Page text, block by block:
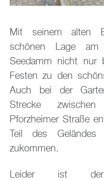
Mit seinem alten
schönen Lage am
Seedamm nicht nur
Festen zu den
Auch bei der
Strecke
Pforzheimer Straße
Teil des
zukommen.
Leider ist